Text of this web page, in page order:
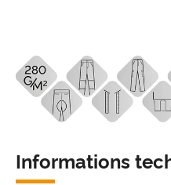
Informations